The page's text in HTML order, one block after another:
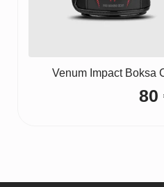
Venum Impact Boksa
80